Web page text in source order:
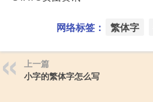
网络标签： 繁体字
上一篇
小字的繁体字怎么写